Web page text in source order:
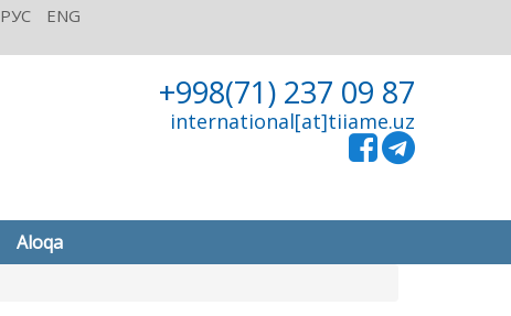
РУС ENG
+998(71) 237 09 87
international[at]tiiame.uz
Aloqa